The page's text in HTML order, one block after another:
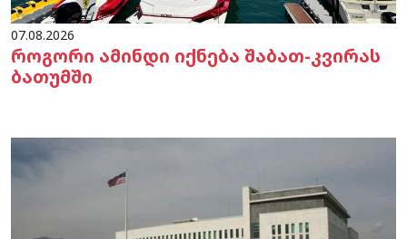
07.08.2026
როგორი ამინდი იქნება შაბათ-კვირას
ბათუმში